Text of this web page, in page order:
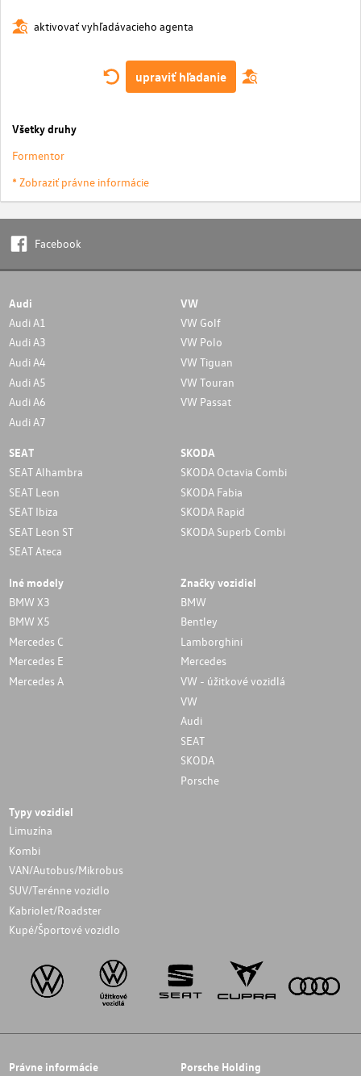
aktivovať vyhľadávacieho agenta
upraviť hľadanie
Všetky druhy
Formentor
* Zobraziť právne informácie
Facebook
Audi
Audi A1
Audi A3
Audi A4
Audi A5
Audi A6
Audi A7
VW
VW Golf
VW Polo
VW Tiguan
VW Touran
VW Passat
SEAT
SEAT Alhambra
SEAT Leon
SEAT Ibiza
SEAT Leon ST
SEAT Ateca
SKODA
SKODA Octavia Combi
SKODA Fabia
SKODA Rapid
SKODA Superb Combi
Iné modely
BMW X3
BMW X5
Mercedes C
Mercedes E
Mercedes A
Značky vozidiel
BMW
Bentley
Lamborghini
Mercedes
VW - úžitkové vozidlá
VW
Audi
SEAT
SKODA
Porsche
Typy vozidiel
Limuzína
Kombi
VAN/Autobus/Mikrobus
SUV/Terénne vozidlo
Kabriolet/Roadster
Kupé/Športové vozidlo
Právne informácie Porsche Holding